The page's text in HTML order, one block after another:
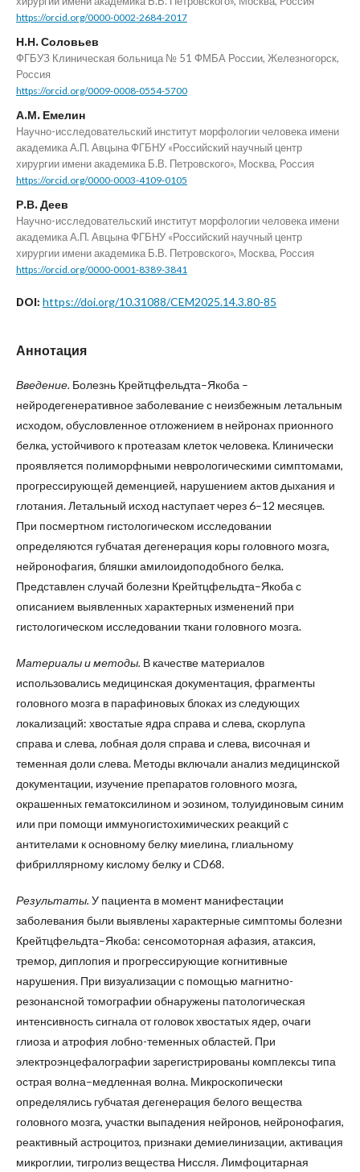
https://orcid.org/0000-0002-2684-2017
Н.Н. Соловьев
ФГБУЗ Клиническая больница № 51 ФМБА России, Железногорск,
Россия
https://orcid.org/0009-0008-0554-5700
А.М. Емелин
Научно-исследовательский институт морфологии человека имени
академика А.П. Авцына ФГБНУ «Российский научный центр
хирургии имени академика Б.В. Петровского», Москва, Россия
https://orcid.org/0000-0003-4109-0105
Р.В. Деев
Научно-исследовательский институт морфологии человека имени
академика А.П. Авцына ФГБНУ «Российский научный центр
хирургии имени академика Б.В. Петровского», Москва, Россия
https://orcid.org/0000-0001-8389-3841
DOI: https://doi.org/10.31088/CEM2025.14.3.80-85
Аннотация
Введение. Болезнь Крейтцфельдта–Якоба –
нейродегенеративное заболевание с неизбежным летальным
исходом, обусловленное отложением в нейронах прионного
белка, устойчивого к протеазам клеток человека. Клинически
проявляется полиморфными неврологическими симптомами,
прогрессирующей деменцией, нарушением актов дыхания и
глотания. Летальный исход наступает через 6–12 месяцев.
При посмертном гистологическом исследовании
определяются губчатая дегенерация коры головного мозга,
нейронофагия, бляшки амилоидоподобного белка.
Представлен случай болезни Крейтцфельдта–Якоба с
описанием выявленных характерных изменений при
гистологическом исследовании ткани головного мозга.
Материалы и методы. В качестве материалов
использовались медицинская документация, фрагменты
головного мозга в парафиновых блоках из следующих
локализаций: хвостатые ядра справа и слева, скорлупа
справа и слева, лобная доля справа и слева, височная и
теменная доли слева. Методы включали анализ медицинской
документации, изучение препаратов головного мозга,
окрашенных гематоксилином и эозином, толуидиновым синим
или при помощи иммуногистохимических реакций с
антителами к основному белку миелина, глиальному
фибриллярному кислому белку и CD68.
Результаты. У пациента в момент манифестации
заболевания были выявлены характерные симптомы болезни
Крейтцфельдта–Якоба: сенсомоторная афазия, атаксия,
тремор, диплопия и прогрессирующие когнитивные
нарушения. При визуализации с помощью магнитно-
резонансной томографии обнаружены патологическая
интенсивность сигнала от головок хвостатых ядер, очаги
глиоза и атрофия лобно-теменных областей. При
электроэнцефалографии зарегистрированы комплексы типа
острая волна–медленная волна. Микроскопически
определялись губчатая дегенерация белого вещества
головного мозга, участки выпадения нейронов, нейронофагия,
реактивный астроцитоз, признаки демиелинизации, активация
микроглии, тигролиз вещества Ниссля. Лимфоцитарная